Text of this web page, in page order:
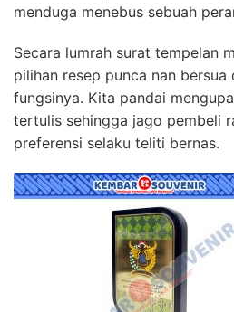
menduga menebus sebuah
Secara lumrah surat tempelan
pilihan resep punca nan bersua
fungsinya. Kita pandai
tertulis sehingga jago pembeli
preferensi selaku teliti bernas.